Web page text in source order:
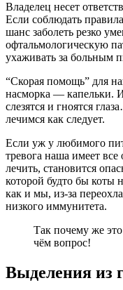
Владелец несет
Если соблюдать
шанс заболеть резко
офтальмологическую
ухаживать за больным
“Скорая помощь” для
насморка — капельки.
слезятся и гноятся
лечимся как следует.
Если уж у любимого
тревога наша имеет
лечить, становится
которой будто бы коты
как и мы, из-за
низкого иммунитета.
Так почему же
чём вопрос!
Выделения из